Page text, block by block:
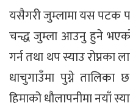
यसैगरी जुम्लामा यस पटक
चन्द्ध जुम्ला आउनु हुने भएको
गर्न तथा थप स्याउ रोप्नका
धाचुगाउँमा पुग्ने
हिमाको धौलापनीमा नयाँ